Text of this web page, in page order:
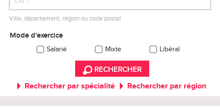
Ville, département, région ou code postal
Mode d'exercice
Salarié Mixte Libéral
RECHERCHER
Rechercher par spécialité Rechercher par région